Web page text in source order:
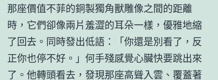
那座價值不菲的銅製獨角獸雕像之間的距離
時，它們卻像兩片羞澀的耳朵一樣，優雅地縮
了回去。同時發出低語：「你還是別看了，反
正你也停不好。」何手殘感覺心臟快要跳出來
了。他轉頭看去，發現那座高聳入雲、覆蓋著